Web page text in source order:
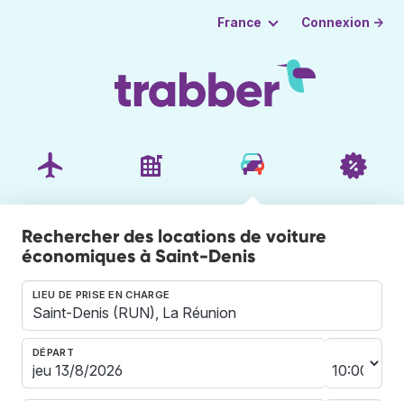
France Connexion →
Rechercher des locations de voiture
économiques à Saint-Denis
LIEU DE PRISE EN CHARGE
DÉPART